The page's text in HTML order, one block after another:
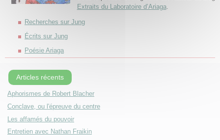
Extraits du Laboratoire d’Ariaga.
Recherches sur Jung
Écrits sur Jung
Poésie Ariaga
Articles récents
Aphorismes de Robert Blacher
Conclave, ou l'épreuve du centre
Les affamés du pouvoir
Entretien avec Nathan Fraikin